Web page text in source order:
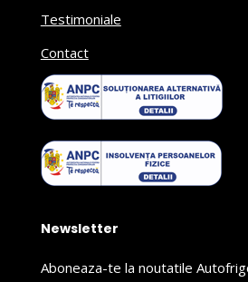
Testimoniale
Contact
Newsletter
Aboneaza-te la noutatile